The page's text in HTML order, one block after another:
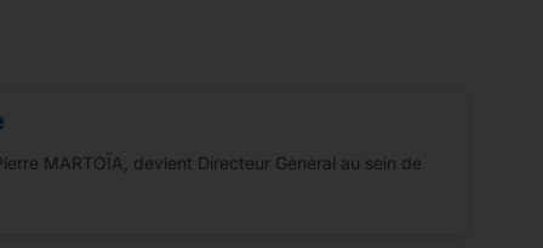
MARTOÏA, devient Directeur Général au sein de